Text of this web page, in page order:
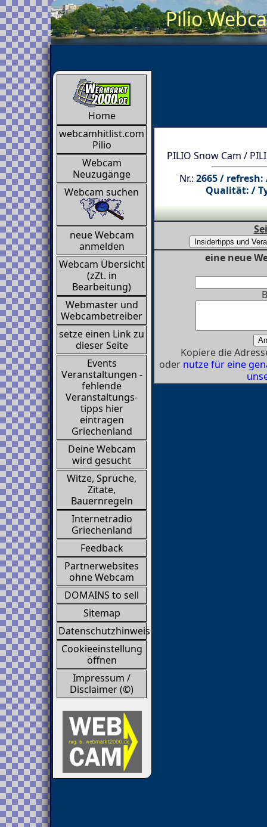
Pilio
Home
webcamhitlist.com
Pilio
Webcam
Neuzugänge
Webcam suchen
neue Webcam
anmelden
Webcam Übersicht
(zZt. in
Bearbeitung)
Webmaster und
Webcambetreiber
setze einen Link zu
dieser Seite
Events
Veranstaltungen -
fehlende
Veranstaltungs-
tipps hier
eintragen
Griechenland
Deine Webcam
wird gesucht
Witze, Sprüche,
Zitate,
Bauernregeln
Internetradio
Griechenland
Feedback
Partnerwebsites
ohne Webcam
DOMAINS to sell
Sitemap
Datenschutzhinweis
Cookieeinstellung
öffnen
Impressum /
Disclaimer (©)
PILIO Snow Cam /
Nr.: 2665 / refresh:
Qualität: /
eine neue
Kopiere die
oder nutze für eine